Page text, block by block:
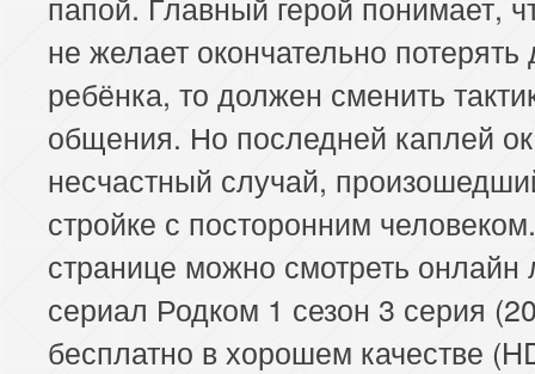
не желает окончательно потерять
ребёнка, то должен сменить
общения. Но последней каплей
несчастный случай,
стройке с посторонним
странице можно смотреть
сериал Родком 1 сезон 3 серия
бесплатно в хорошем качестве